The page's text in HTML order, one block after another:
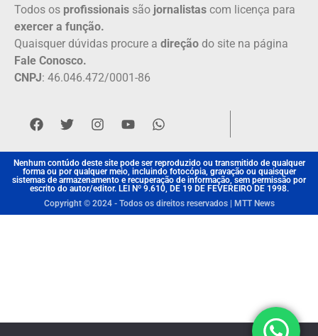
Todos os profissionais são jornalistas com licença para
exercer a função.
Quaisquer dúvidas procure a direção do site na página
Fale Conosco.
CNPJ: 46.046.472/0001-86
Nenhum contúdo deste site pode ser reproduzido ou transmitido de qualquer
forma ou por qualquer meio, incluindo fotocópia, gravação ou quaisquer
sistemas de armazenamento e recuperação de informação, sem permissão por
escrito do autor/editor. LEI Nº 9.610, DE 19 DE FEVEREIRO DE 1998.
Copyright © 2024 - Todos os direitos reservados | MTT News